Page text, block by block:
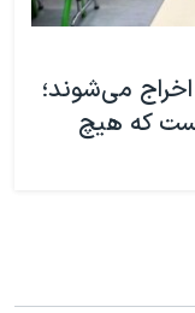
می‌شوند؛
۲۰ سال است که هیچ